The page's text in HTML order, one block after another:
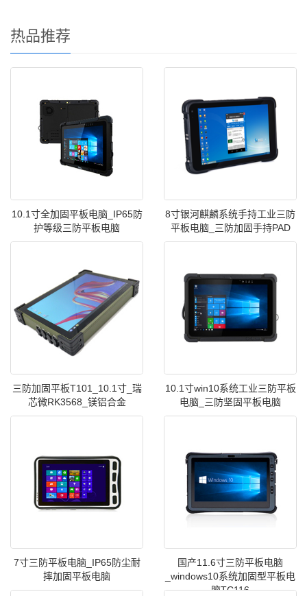
热品推荐
10.1寸全加固平板电脑_IP65防
护等级三防平板电脑
8寸银河麒麟系统手持工业三防
平板电脑_三防加固手持PAD
三防加固平板T101_10.1寸_瑞
芯微RK3568_镁铝合金
10.1寸win10系统工业三防平板
电脑_三防坚固平板电脑
7寸三防平板电脑_IP65防尘耐
摔加固平板电脑
国产11.6寸三防平板电脑
_windows10系统加固型平板电
脑TC116